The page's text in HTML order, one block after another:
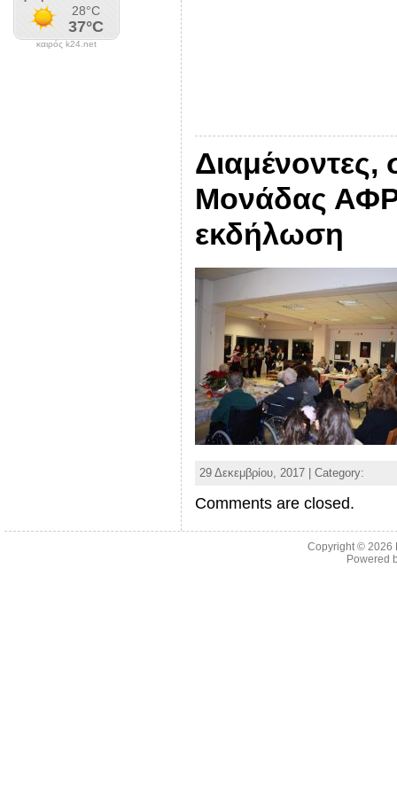
καιρός k24.net
Διαμένοντες,
Μονάδας
εκδήλωση
29 Δεκεμβρίου, 2017 | Category:
Comments are closed.
Copyright © 2026
Powered